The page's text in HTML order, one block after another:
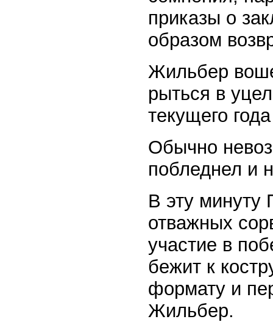
приказы о
образом
Жильбер
рыться в
текущего
Обычно
побледнел и
В эту минуту
отважных
участие в
бежит к
формату и
Жильбер.